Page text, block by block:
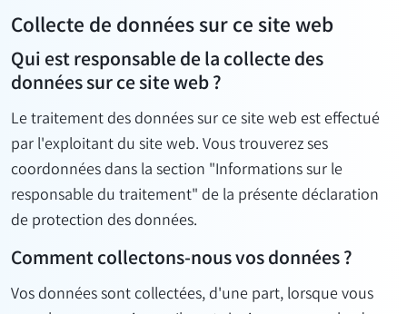
Collecte de données sur ce site web
Qui est responsable de la collecte des
données sur ce site web ?
Le traitement des données sur ce site web est effectué
par l'exploitant du site web. Vous trouverez ses
coordonnées dans la section "Informations sur le
responsable du traitement" de la présente déclaration
de protection des données.
Comment collectons-nous vos données ?
Vos données sont collectées, d'une part, lorsque vous